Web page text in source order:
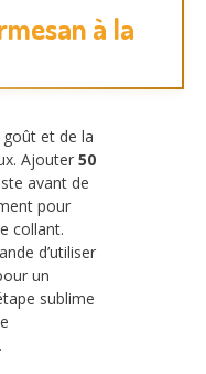
à la
et de la
Ajouter 50
avant de
pour
collant.
d’utiliser
un
sublime
.